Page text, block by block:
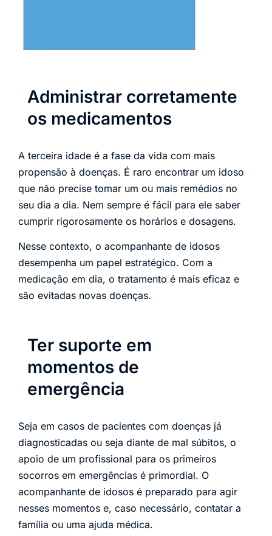
Administrar corretamente
os medicamentos
A terceira idade é a fase da vida com mais
propensão à doenças. É raro encontrar um idoso
que não precise tomar um ou mais remédios no
seu dia a dia. Nem sempre é fácil para ele saber
cumprir rigorosamente os horários e dosagens.
Nesse contexto, o acompanhante de idosos
desempenha um papel estratégico. Com a
medicação em dia, o tratamento é mais eficaz e
são evitadas novas doenças.
Ter suporte em
momentos de
emergência
Seja em casos de pacientes com doenças já
diagnosticadas ou seja diante de mal súbitos, o
apoio de um profissional para os primeiros
socorros em emergências é primordial. O
acompanhante de idosos é preparado para agir
nesses momentos e, caso necessário, contatar a
família ou uma ajuda médica.